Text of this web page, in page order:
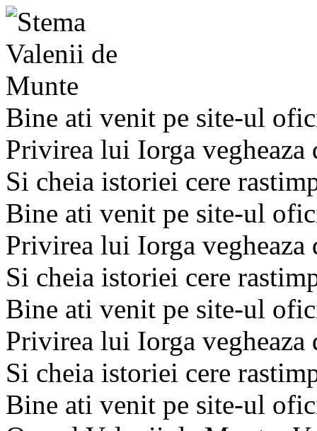
Bine ati venit pe site-ul
Privirea lui Iorga
Si cheia istoriei cere
Bine ati venit pe site-ul
Privirea lui Iorga
Si cheia istoriei cere
Bine ati venit pe site-ul
Privirea lui Iorga
Si cheia istoriei cere
Bine ati venit pe site-ul